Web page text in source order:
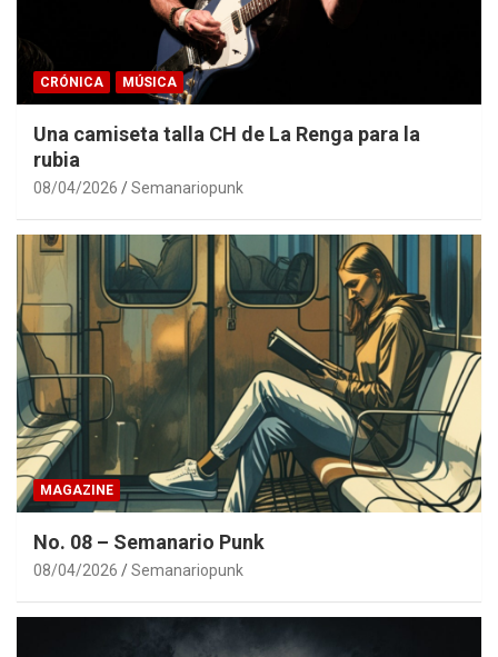
CRÓNICA MÚSICA
Una camiseta talla CH de La Renga para la
rubia
08/04/2026 Semanariopunk
MAGAZINE
No. 08 – Semanario Punk
08/04/2026 Semanariopunk